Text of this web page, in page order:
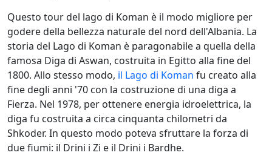
Questo tour del lago di Koman è il modo migliore per
godere della bellezza naturale del nord dell'Albania. La
storia del Lago di Koman è paragonabile a quella della
famosa Diga di Aswan, costruita in Egitto alla fine del
1800. Allo stesso modo, il Lago di Koman fu creato alla
fine degli anni '70 con la costruzione di una diga a
Fierza. Nel 1978, per ottenere energia idroelettrica, la
diga fu costruita a circa cinquanta chilometri da
Shkoder. In questo modo poteva sfruttare la forza di
due fiumi: il Drini i Zi e il Drini i Bardhe.